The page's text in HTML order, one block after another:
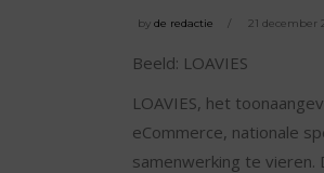
by de redactie 21 december
Beeld: LOAVIES
LOAVIES, het
eCommerce, nationale
samenwerking te vieren.